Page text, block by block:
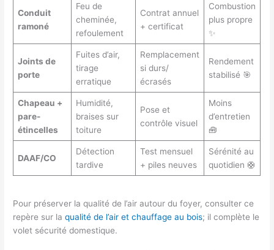
Conduit
ramoné
Feu de
cheminée,
refoulement
Contrat annuel
+ certificat
Combustion
plus propre
✨
Joints de
porte
Fuites d’air,
tirage
erratique
Remplacement
si durs/
écrasés
Rendement
stabilisé 🎯
Chapeau +
pare-
étincelles
Humidité,
braises sur
toiture
Pose et
contrôle visuel
Moins
d’entretien
🧰
DAAF/CO
Détection
tardive
Test mensuel
+ piles neuves
Sérénité au
quotidien 🛟
Pour préserver la qualité de l’air autour du foyer, consulter ce
repère sur laqualité de l’air et chauffage au bois; il complète le
volet sécurité domestique.